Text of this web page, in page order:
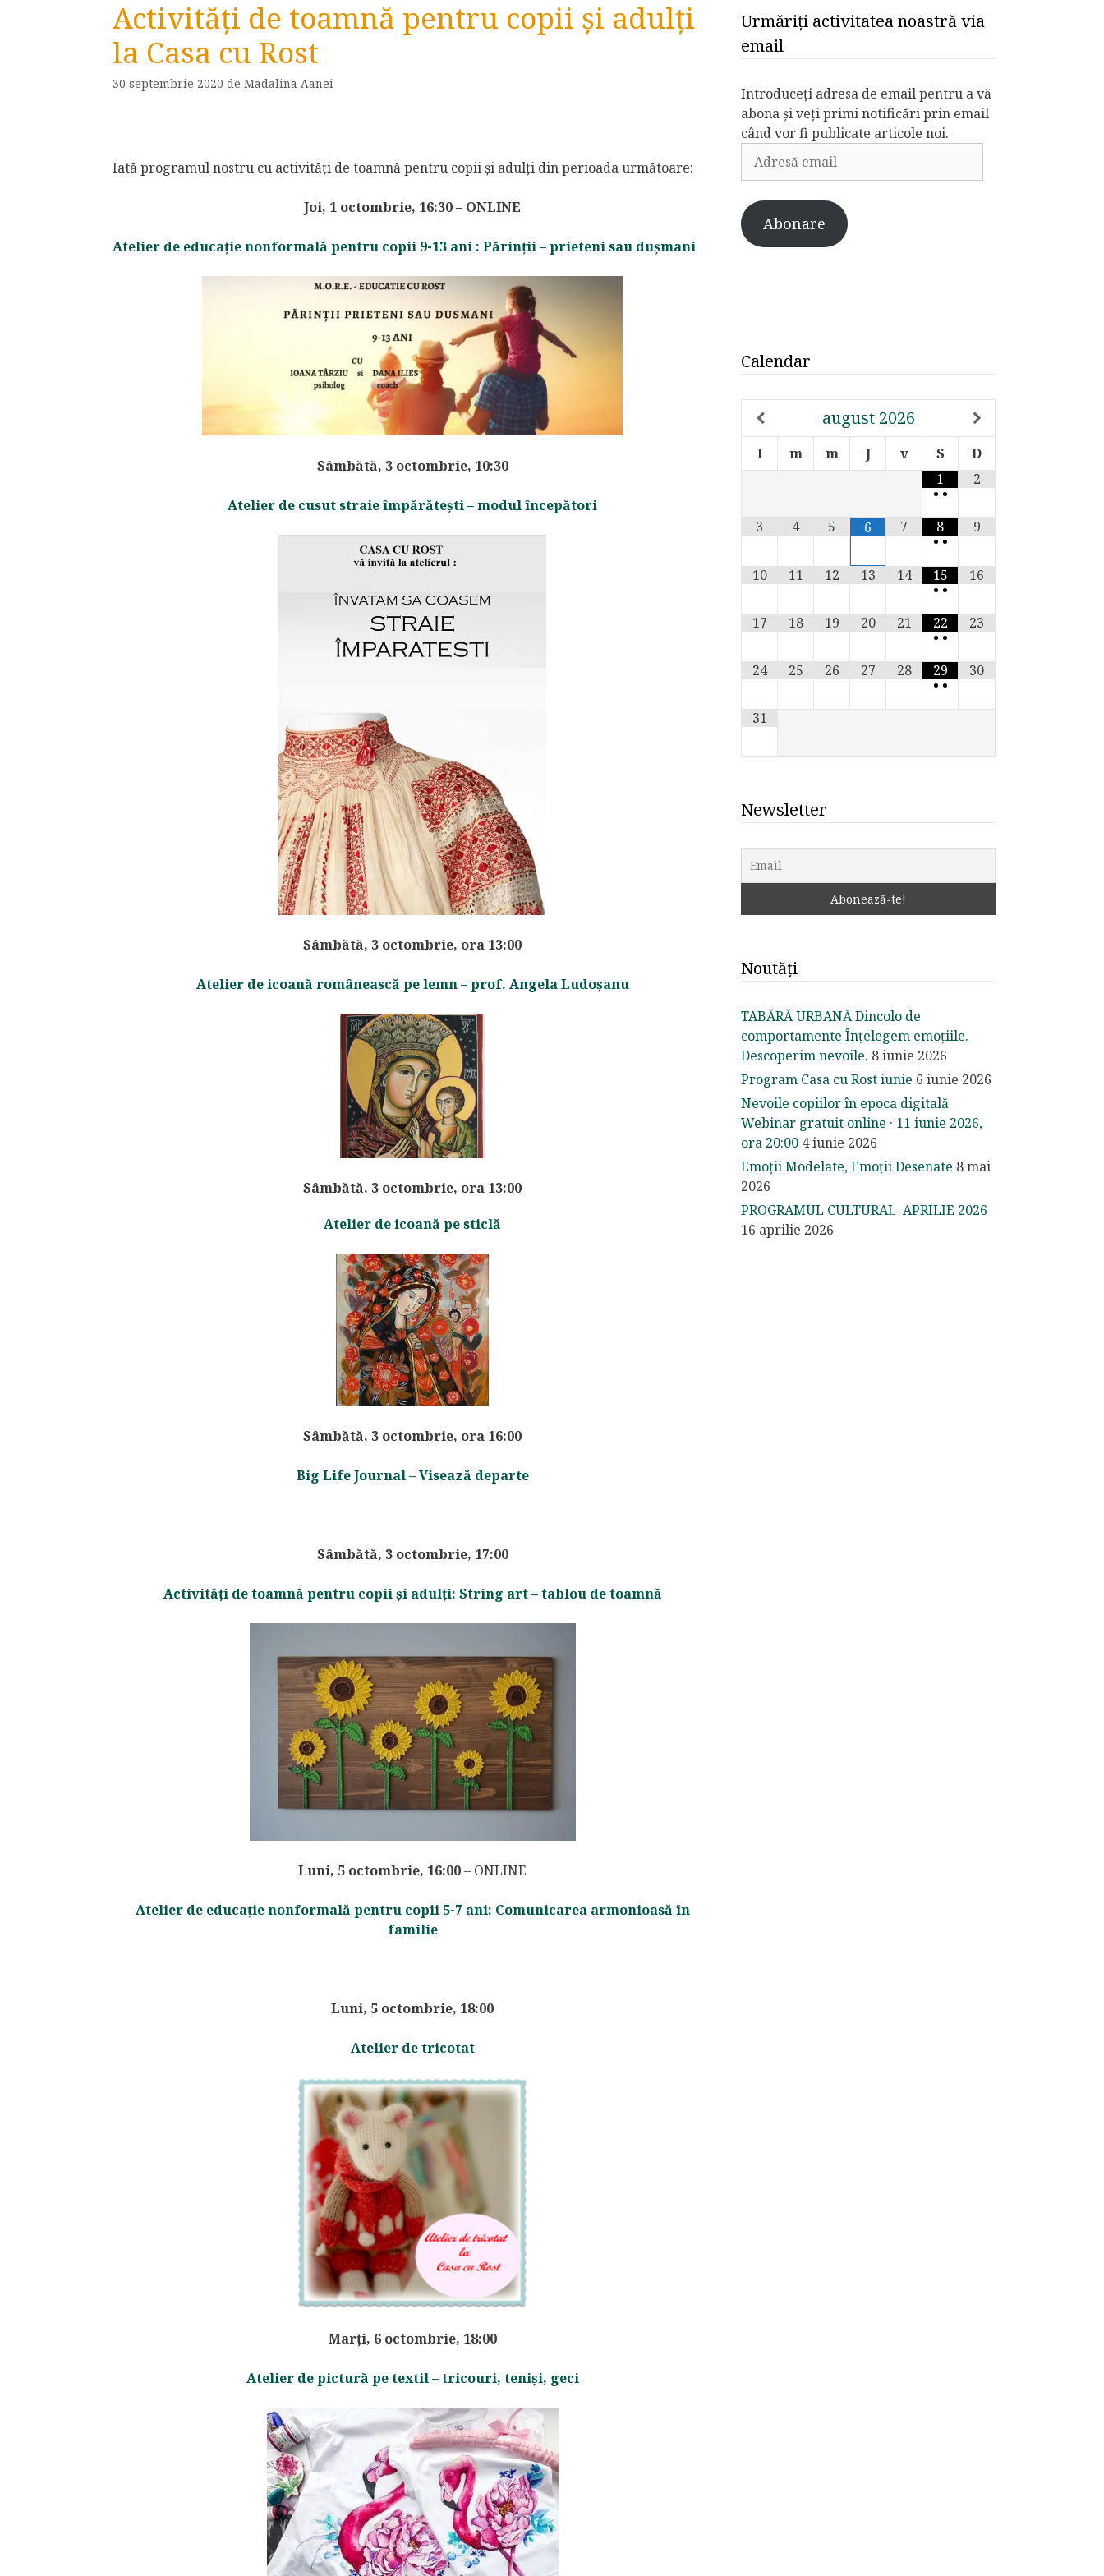
Activități de toamnă pentru copii și adulți
la Casa cu Rost
30 septembrie 2020 de Madalina Aanei
Iată programul nostru cu activități de toamnă pentru copii și adulți din perioada următoare:
Joi, 1 octombrie, 16:30 – ONLINE
Atelier de educație nonformală pentru copii 9-13 ani : Părinții – prieteni sau dușmani
Sâmbătă, 3 octombrie, 10:30
Atelier de cusut straie împărătești – modul începători
Sâmbătă, 3 octombrie, ora 13:00
Atelier de icoană românească pe lemn – prof. Angela Ludoșanu
Sâmbătă, 3 octombrie, ora 13:00
Atelier de icoană pe sticlă
Sâmbătă, 3 octombrie, ora 16:00
Big Life Journal – Visează departe
Sâmbătă, 3 octombrie, 17:00
Activități de toamnă pentru copii și adulți: String art – tablou de toamnă
Luni, 5 octombrie, 16:00– ONLINE
Atelier de educație nonformală pentru copii 5-7 ani: Comunicarea armonioasă în
familie
Luni, 5 octombrie, 18:00
Atelier de tricotat
Marți, 6 octombrie, 18:00
Atelier de pictură pe textil – tricouri, teniși, geci
Urmăriți activitatea noastră via
email
Introduceți adresa de email pentru a vă
abona și veți primi notificări prin email
când vor fi publicate articole noi.
Adresă
email
Abonare
Calendar
august 2026
l m m J v S
D
1
• •
2
3 4 5 6 7
8
• •
9
10 11 12 13 14
15
• •
16
17 18 19 20 21
22
• •
23
24 25 26 27 28
29
• •
30
31
Newsletter
Noutăți
TABĂRĂ URBANĂ Dincolo de
comportamente Înțelegem emoțiile.
Descoperim nevoile. 8 iunie 2026
Program Casa cu Rost iunie 6 iunie 2026
Nevoile copiilor în epoca digitală
Webinar gratuit online · 11 iunie 2026,
ora 20:00 4 iunie 2026
Emoții Modelate, Emoții Desenate 8 mai
2026
PROGRAMUL CULTURAL APRILIE 2026
16 aprilie 2026